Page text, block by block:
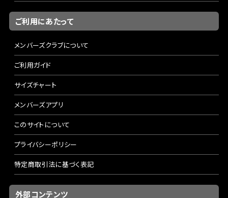
ご利用にあたって
メンバーズクラブについて
ご利用ガイド
サイズチャート
メンバーズアプリ
このサイトについて
プライバシーポリシー
特定商取引法に基づく表記
外部コンテンツ